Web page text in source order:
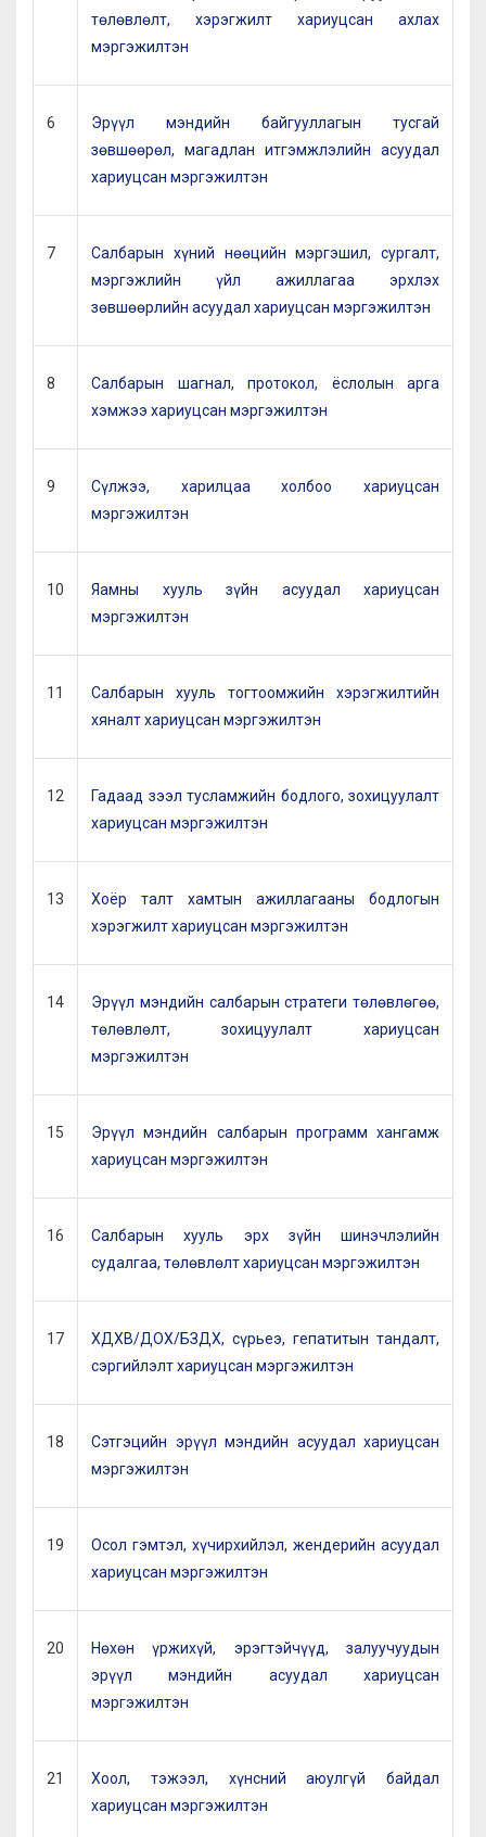
төлөвлөлт, хэрэгжилт хариуцсан ахлах
мэргэжилтэн
6
Эрүүл мэндийн байгууллагын тусгай
зөвшөөрөл, магадлан итгэмжлэлийн асуудал
хариуцсан мэргэжилтэн
7
Салбарын хүний нөөцийн мэргэшил, сургалт,
мэргэжлийн үйл ажиллагаа эрхлэх
зөвшөөрлийн асуудал хариуцсан мэргэжилтэн
8
Салбарын шагнал, протокол, ёслолын арга
хэмжээ хариуцсан мэргэжилтэн
9
Сүлжээ, харилцаа холбоо хариуцсан
мэргэжилтэн
10
Яамны хууль зүйн асуудал хариуцсан
мэргэжилтэн
11
Салбарын хууль тогтоомжийн хэрэгжилтийн
хяналт хариуцсан мэргэжилтэн
12
Гадаад зээл тусламжийн бодлого, зохицуулалт
хариуцсан мэргэжилтэн
13
Хоёр талт хамтын ажиллагааны бодлогын
хэрэгжилт хариуцсан мэргэжилтэн
14
Эрүүл мэндийн салбарын стратеги төлөвлөгөө,
төлөвлөлт, зохицуулалт хариуцсан
мэргэжилтэн
15
Эрүүл мэндийн салбарын программ хангамж
хариуцсан мэргэжилтэн
16
Салбарын хууль эрх зүйн шинэчлэлийн
судалгаа, төлөвлөлт хариуцсан мэргэжилтэн
17
ХДХВ/ДОХ/БЗДХ, сүрьеэ, гепатитын тандалт,
сэргийлэлт хариуцсан мэргэжилтэн
18
Сэтгэцийн эрүүл мэндийн асуудал хариуцсан
мэргэжилтэн
19
Осол гэмтэл, хүчирхийлэл, жендерийн асуудал
хариуцсан мэргэжилтэн
20
Нөхөн үржихүй, эрэгтэйчүүд, залуучуудын
эрүүл мэндийн асуудал хариуцсан
мэргэжилтэн
21
Хоол, тэжээл, хүнсний аюулгүй байдал
хариуцсан мэргэжилтэн